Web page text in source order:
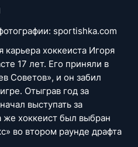
sportishka.com
карьера хоккеиста Игоря
17 лет. Его приняли в
Советов», и он забил
Отыграв год за
выступать за
хоккеист был выбран
во втором раунде драфта